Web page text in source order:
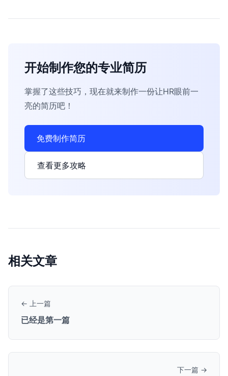
开始制作您的专业简历
掌握了这些技巧，现在就来制作一份让HR眼前一
亮的简历吧！
免费制作简历
查看更多攻略
相关文章
← 上一篇
已经是第一篇
下一篇 →